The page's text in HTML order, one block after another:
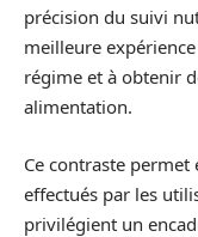
précision du suivi
meilleure
régime et à obtenir
alimentation.
Ce contraste permet
effectués par les
privilégient un